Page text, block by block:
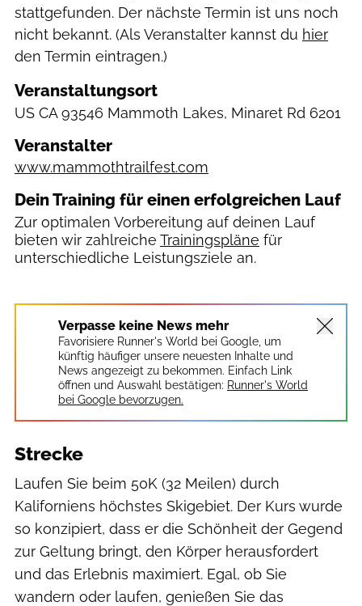
stattgefunden. Der nächste Termin ist uns noch
nicht bekannt. (Als Veranstalter kannst du hier
den Termin eintragen.)
Veranstaltungsort
US CA 93546 Mammoth Lakes, Minaret Rd 6201
Veranstalter
www.mammothtrailfest.com
Dein Training für einen erfolgreichen Lauf
Zur optimalen Vorbereitung auf deinen Lauf
bieten wir zahlreiche Trainingspläne für
unterschiedliche Leistungsziele an.
Verpasse keine News mehr
Favorisiere Runner's World bei Google, um
künftig häufiger unsere neuesten Inhalte und
News angezeigt zu bekommen. Einfach Link
öffnen und Auswahl bestätigen: Runner's World
bei Google bevorzugen.
Strecke
Laufen Sie beim 50K (32 Meilen) durch
Kaliforniens höchstes Skigebiet. Der Kurs wurde
so konzipiert, dass er die Schönheit der Gegend
zur Geltung bringt, den Körper herausfordert
und das Erlebnis maximiert. Egal, ob Sie
wandern oder laufen, genießen Sie das